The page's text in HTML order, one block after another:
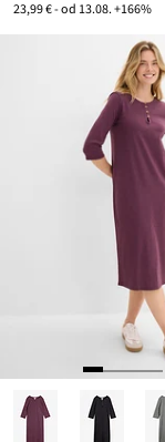
23,99 € - od 13.08. +166%